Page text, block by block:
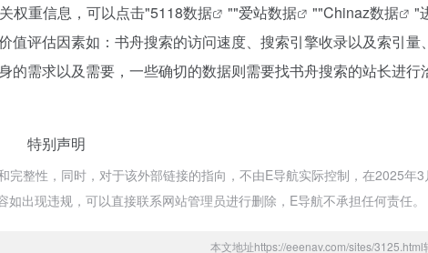
权重信息，可以点击"5118数据 ""爱站数据 ""Chinaz数据
"
评估因素如：书舟搜索的访问速度、搜索引擎收录以及索引量
需求以及需要，一些确切的数据则需要找书舟搜索的站长进行
特别声明
整性，同时，对于该外部链接的指向，不由E导航实际控制，在2025年
出现违规，可以直接联系网站管理员进行删除，E导航不承担任何责任。
本文地址https://eeenav.com/sites/3125.html